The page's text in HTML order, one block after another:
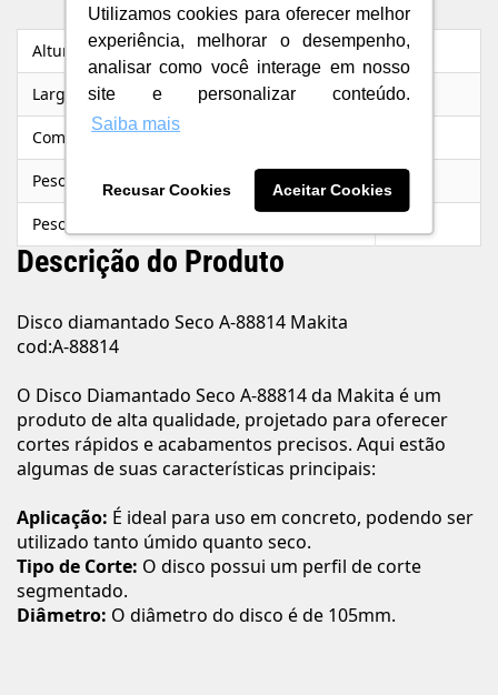
Utilizamos cookies para oferecer melhor
experiência, melhorar o desempenho,
analisar como você interage em nosso
site e personalizar conteúdo.
Saiba mais
Recusar Cookies Aceitar Cookies
Altura 3
Largura 15
Comprimento/Profundidade
Peso Líquido 0,115
Peso Bruto
Descrição do Produto
Disco diamantado Seco A-88814 Makita
cod:A-88814
O Disco Diamantado Seco A-88814 da Makita é um
produto de alta qualidade, projetado para oferecer
cortes rápidos e acabamentos precisos. Aqui estão
algumas de suas características principais:
Aplicação: É ideal para uso em concreto, podendo ser
utilizado tanto úmido quanto seco.
Tipo de Corte: O disco possui um perfil de corte
segmentado.
Diâmetro: O diâmetro do disco é de 105mm.